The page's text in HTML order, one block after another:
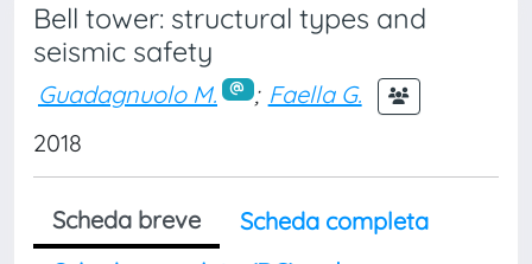
Bell tower: structural types and
seismic safety
Guadagnuolo M. ; Faella G.
2018
Scheda breve
Scheda completa